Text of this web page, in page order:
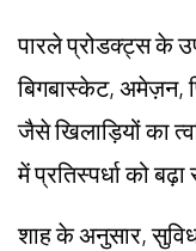
पारले प्रोडक्ट्स के
बिगबास्केट, अमेज़न,
जैसे खिलाड़ियों का
में प्रतिस्पर्धा को बढ़ा
शाह के अनुसार,